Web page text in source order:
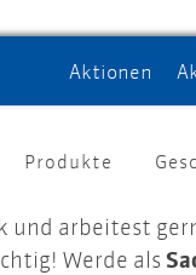
Aktionen
Produkte
arbeitest
Werde als